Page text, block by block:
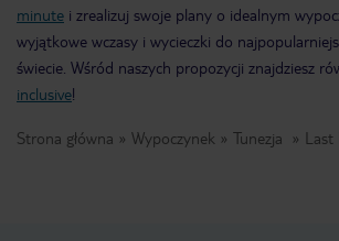
minute i zrealizuj swoje plany o idealnym
wyjątkowe wczasy i wycieczki do
świecie. Wśród naszych propozycji znajdziesz
inclusive!
Strona główna Wypoczynek Tunezja